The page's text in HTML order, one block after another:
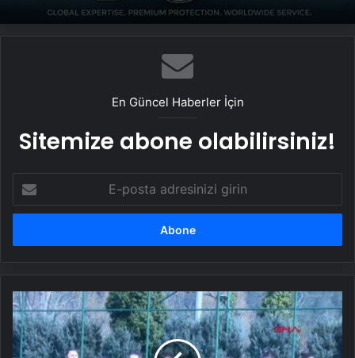
En Güncel Haberler İçin
Sitemize abone olabilirsiniz!
posta
adresinizi
Düdüğün
Prensesleri,
Faul
Fırtınası’na